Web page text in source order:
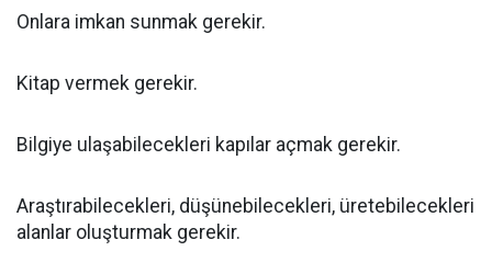
Onlara imkan sunmak gerekir.
Kitap vermek gerekir.
Bilgiye ulaşabilecekleri kapılar açmak gerekir.
Araştırabilecekleri, düşünebilecekleri, üretebilecekleri
alanlar oluşturmak gerekir.